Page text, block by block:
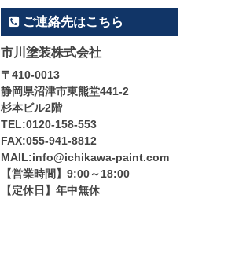
ご連絡先はこちら
市川塗装株式会社
〒410-0013
静岡県沼津市東熊堂441-2
杉本ビル2階
TEL:0120-158-553
FAX:055-941-8812
MAIL:info@ichikawa-paint.com
【営業時間】9:00～18:00
【定休日】年中無休